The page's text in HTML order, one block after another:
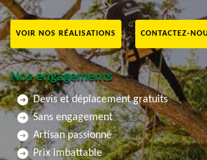
VOIR NOS RÉALISATIONS CONTACTEZ-
Nos engagements
Devis et déplacement gratuits
Sans engagement
Artisan passionné
Prix imbattable